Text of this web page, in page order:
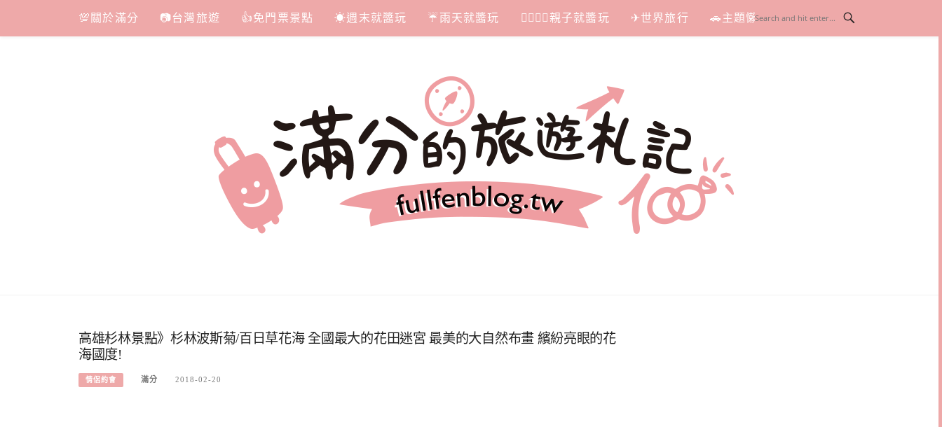
content
💯關於滿分 📷台灣旅遊 👍免門票景點 ☀週末就醬玩 ☔雨天就醬玩 👩‍❤‍💋‍👨親子就醬玩 ✈世界旅行 🚗主題懶人包
高雄杉林景點》杉林波斯菊/百日草花海 全國最大的花田迷宮 最美的大自然布畫 繽紛亮眼的花
海國度!
情侶約會 滿分 2018-02-20